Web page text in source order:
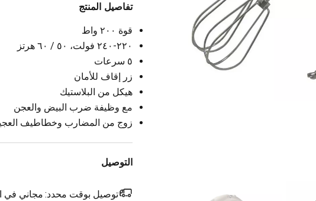
تفاصيل المنتج
قوة ٢٠٠ واط
٢٢٠-٢٤٠ فولت، ٥٠ / ٦٠ هرتز
٥ سرعات
زر إقاف للأمان
هيكل من البلاستيك
مع وظيفة ضرب البيض والعجن
زوج من المضارب وخطاطيف
التوصيل
توصيل بوقت محدد: مجاني في